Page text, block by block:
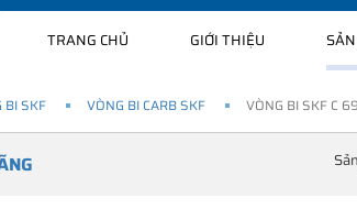
TRANG CHỦ GIỚI THIỆU
BI SKF VÒNG BI CARB SKF VÒNG BI SKF C